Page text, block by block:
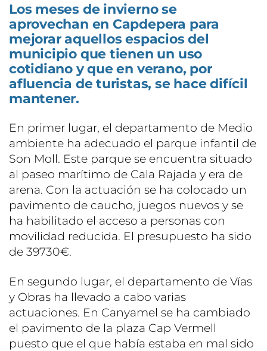
Los meses de invierno se
aprovechan en Capdepera para
mejorar aquellos espacios del
municipio que tienen un uso
cotidiano y que en verano, por
afluencia de turistas, se hace difícil
mantener.
En primer lugar, el departamento de Medio
ambiente ha adecuado el parque infantil de
Son Moll. Este parque se encuentra situado
al paseo marítimo de Cala Rajada y era de
arena. Con la actuación se ha colocado un
pavimento de caucho, juegos nuevos y se
ha habilitado el acceso a personas con
movilidad reducida. El presupuesto ha sido
de 39730€.
En segundo lugar, el departamento de Vías
y Obras ha llevado a cabo varias
actuaciones. En Canyamel se ha cambiado
el pavimento de la plaza Cap Vermell
puesto que el que había estaba en mal sido